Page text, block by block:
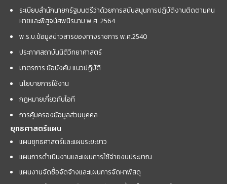
ระเบียบสำนักนายกรัฐมนตรีว่าด้วยการสนับสนุนการปฏิบัติงานติดตามคน
หายและพิสูจน์ศพนิรนาม พ.ศ. 2564
พ.ร.บ.ข้อมูลข่าวสารของทางราชการ พ.ศ.2540
ประกาศสถาบันนิติวิทยาศาสตร์
มาตรการ ข้อบังคับ แนวปฏิบัติ
นโยบายการใช้งาน
กฎหมายเกี่ยวกับไอที
การคุ้มครองข้อมูลส่วนบุคคล
ยุทธศาสตร์แผน
แผนยุทธศาสตร์และแผนระยะยาว
แผนการดำเนินงานและแผนการใช้จ่ายงบประมาณ
แผนงานจัดซื้อจัดจ้างและแผนการจัดหาพัสดุ